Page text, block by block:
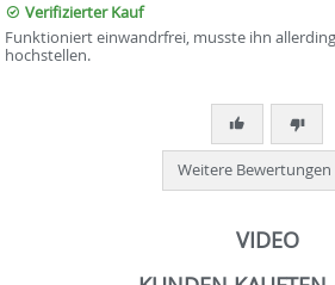
Verifizierter Kauf
Funktioniert einwandrfrei, musste ihn
hochstellen.
Weitere Bewertungen
VIDEO